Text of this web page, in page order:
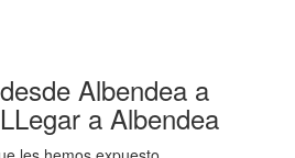
Albendea a
a Albendea